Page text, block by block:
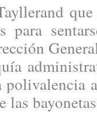
que
para
polivalencia
las